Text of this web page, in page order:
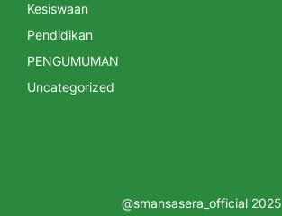
Kesiswaan
Pendidikan
PENGUMUMAN
Uncategorized
@smansasera_official 2025